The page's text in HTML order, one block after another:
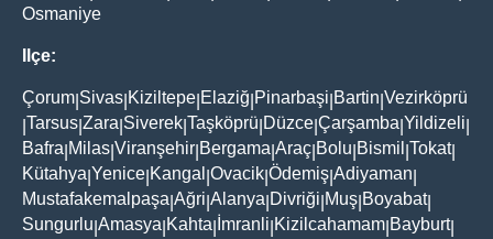
Osmaniye
Ilçe:
Çorum Sivas Kiziltepe Elaziğ Pinarbaşi Bartin Vezirköprü
Tarsus Zara Siverek Taşköprü Düzce Çarşamba Yildizeli
Bafra Milas Viranşehir Bergama Araç Bolu Bismil Tokat|
Kütahya Yenice Kangal Ovacik Ödemiş Adiyaman
Mustafakemalpaşa Ağri Alanya Divriği Muş Boyabat|
Sungurlu Amasya Kahta İmranli Kizilcahamam Bayburt|